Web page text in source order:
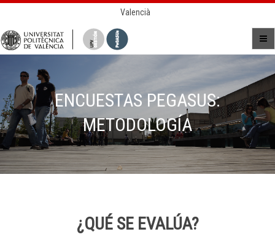
Valencià
ENCUESTAS PEGASUS:
METODOLOGÍA
¿QUÉ SE EVALÚA?